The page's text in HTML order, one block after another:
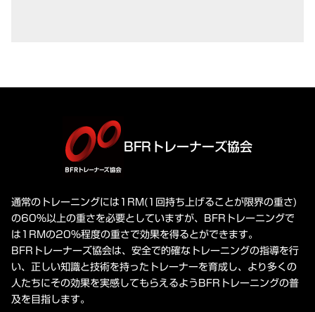
BFRトレーナーズ協会
通常のトレーニングには1RM(1回持ち上げることが限界の重さ)
の60%以上の重さを必要としていますが、BFRトレーニングで
は1RMの20%程度の重さで効果を得るとができます。
BFRトレーナーズ協会は、安全で的確なトレーニングの指導を行
い、正しい知識と技術を持ったトレーナーを育成し、より多くの
人たちにその効果を実感してもらえるようBFRトレーニングの普
及を目指します。